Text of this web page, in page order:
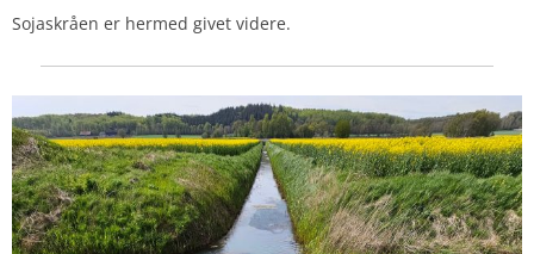
Sojaskråen er hermed givet videre.